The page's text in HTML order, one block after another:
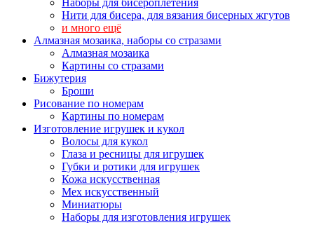
Наборы для бисероплетения
Нити для бисера, для вязания бисерных жгутов
и много ещё
Алмазная мозаика, наборы со стразами
Алмазная мозаика
Картины co стразами
Бижутерия
Броши
Рисование по номерам
Картины по номерам
Изготовление игрушек и кукол
Волосы для кукол
Глаза и ресницы для игрушек
Губки и ротики для игрушек
Кожа искусственная
Мех искусственный
Миниатюры
Наборы для изготовления игрушек